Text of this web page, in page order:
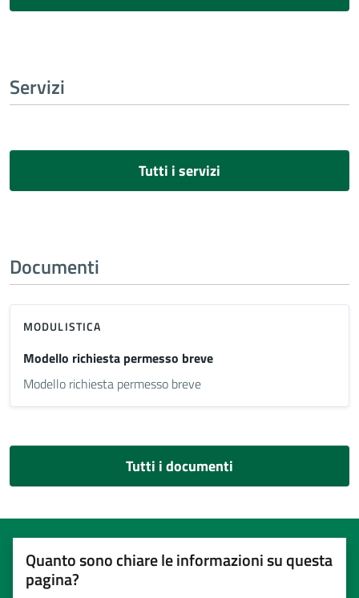
Servizi
Tutti i servizi
Documenti
MODULISTICA
Modello richiesta permesso breve
Modello richiesta permesso breve
Tutti i documenti
Quanto sono chiare le informazioni su questa
pagina?